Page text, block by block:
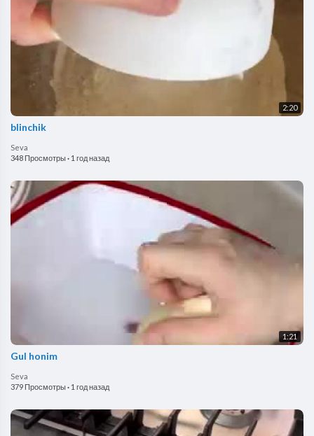
2:20
blinchik
Seva
348 Просмотры· 1 год назад
1:21
Gul honim
Seva
379 Просмотры· 1 год назад